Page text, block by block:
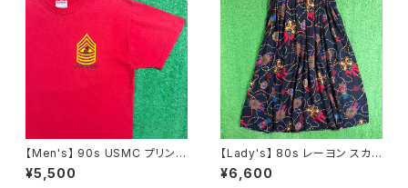
【Men's】 90s USMC プリント
Tシャツ / アメリカ製 USA製 9
0年代 ティーシャツ T-Shirt 古
¥5,500
【Lady's】 80s レーヨン スカ
ーフ柄 スカート / 80年代 古着
レディース 総柄 2266
¥6,600